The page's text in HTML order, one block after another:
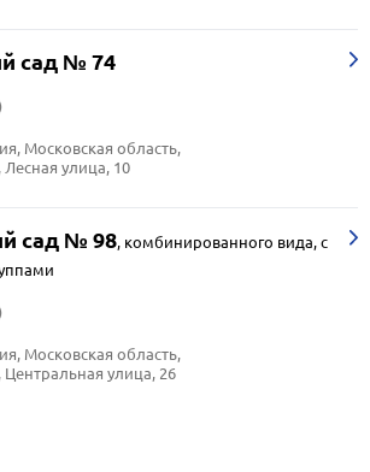
сад № 74
Московская область,
улица, 10
сад № 98, комбинированного вида, с
Московская область,
улица, 26